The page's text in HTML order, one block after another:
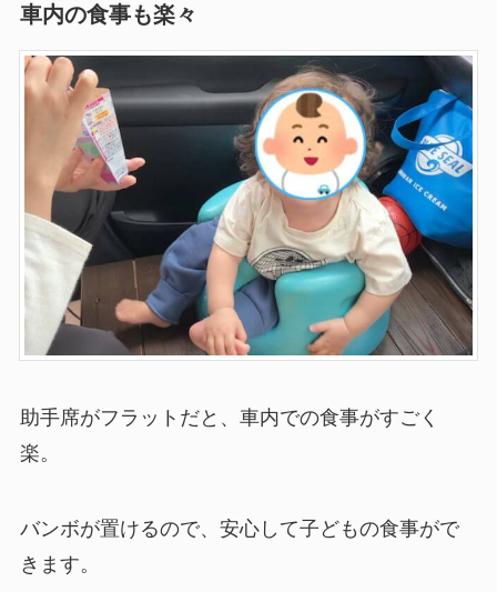
車内の食事も楽々
助手席がフラットだと、車内での食事がすごく
楽。
バンボが置けるので、安心して子どもの食事がで
きます。